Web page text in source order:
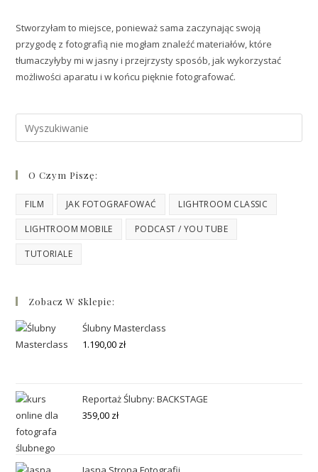
Stworzyłam to miejsce, ponieważ sama zaczynając swoją
przygodę z fotografią nie mogłam znaleźć materiałów, które
tłumaczyłyby mi w jasny i przejrzysty sposób, jak wykorzystać
możliwości aparatu i w końcu pięknie fotografować.
O Czym Piszę:
FILM JAK FOTOGRAFOWAĆ LIGHTROOM CLASSIC
LIGHTROOM MOBILE PODCAST / YOU TUBE
TUTORIALE
Zobacz W Sklepie:
Ślubny Masterclass
1.190,00 zł
Reportaż Ślubny: BACKSTAGE
359,00 zł